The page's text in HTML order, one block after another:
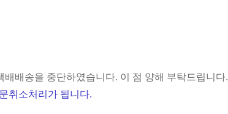
배송을 중단하였습니다. 이 점 양해 부탁드립니다.
취소처리가 됩니다.